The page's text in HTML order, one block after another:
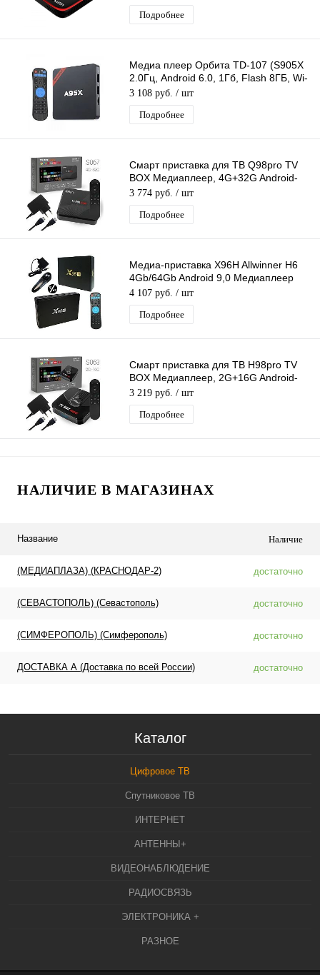
Подробнее
Медиа плеер Орбита TD-107 (S905X
2.0Гц, Android 6.0, 1Гб, Flash 8ГБ, Wi-
Fi)/20
3 108 руб. / шт
Подробнее
Смарт приставка для ТВ Q98pro TV
BOX Медиаплеер, 4G+32G Android-
приставка цифровая для телевизора
3 774 руб. / шт
Подробнее
Медиа-приставка X96H Allwinner H6
4Gb/64Gb Android 9,0 Медиаплеер
Smart tv IPTV приставка 4K H.265
4 107 руб. / шт
Подробнее
Смарт приставка для ТВ H98pro TV
BOX Медиаплеер, 2G+16G Android-
приставка цифровая для телевизора
3 219 руб. / шт
Подробнее
НАЛИЧИЕ В МАГАЗИНАХ
Название Наличие
(МЕДИАПЛАЗА) (КРАСНОДАР-2) достаточно
(СЕВАСТОПОЛЬ) (Севастополь) достаточно
(СИМФЕРОПОЛЬ) (Симферополь) достаточно
ДОСТАВКА А (Доставка по всей России) достаточно
Каталог
Цифровое ТВ
Спутниковое ТВ
ИНТЕРНЕТ
АНТЕННЫ+
ВИДЕОНАБЛЮДЕНИЕ
РАДИОСВЯЗЬ
ЭЛЕКТРОНИКА +
РАЗНОЕ